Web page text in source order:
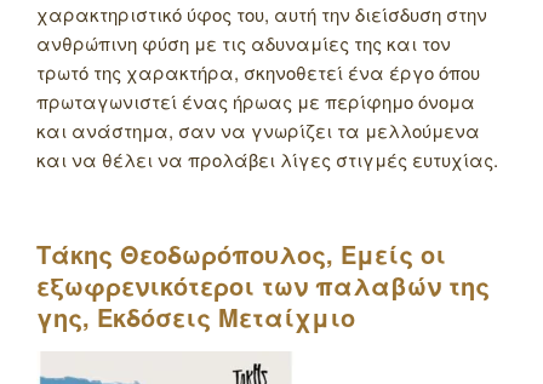
χαρακτηριστικό ύφος του, αυτή την διείσδυση στην
ανθρώπινη φύση με τις αδυναμίες της και τον
τρωτό της χαρακτήρα, σκηνοθετεί ένα έργο όπου
πρωταγωνιστεί ένας ήρωας με περίφημο όνομα
και ανάστημα, σαν να γνωρίζει τα μελλούμενα
και να θέλει να προλάβει λίγες στιγμές ευτυχίας.
Τάκης Θεοδωρόπουλος, Εμείς οι
εξωφρενικότεροι των παλαβών της
γης, Εκδόσεις Μεταίχμιο